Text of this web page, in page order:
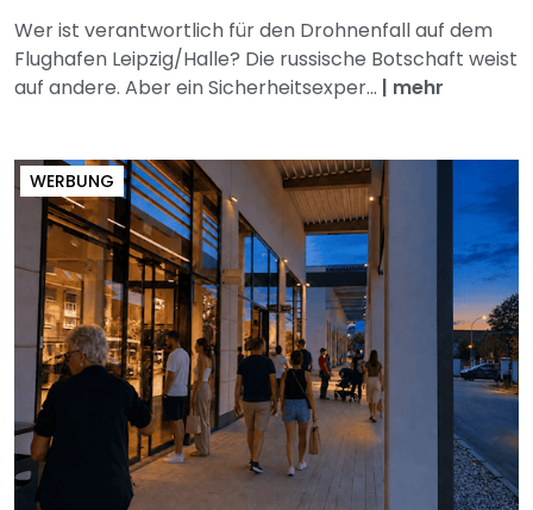
Wer ist verantwortlich für den Drohnenfall auf dem
Flughafen Leipzig/Halle? Die russische Botschaft weist
auf andere. Aber ein Sicherheitsexper... | mehr
WERBUNG